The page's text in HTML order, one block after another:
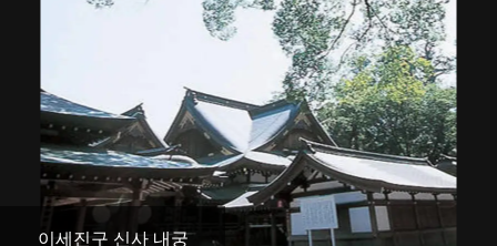
이세진구 신사 내궁